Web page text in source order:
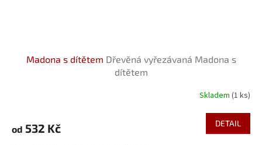
Madona s dítětem Dřevěná vyřezávaná Madona s
dítětem
Skladem (1 ks)
od 532 Kč DETAIL